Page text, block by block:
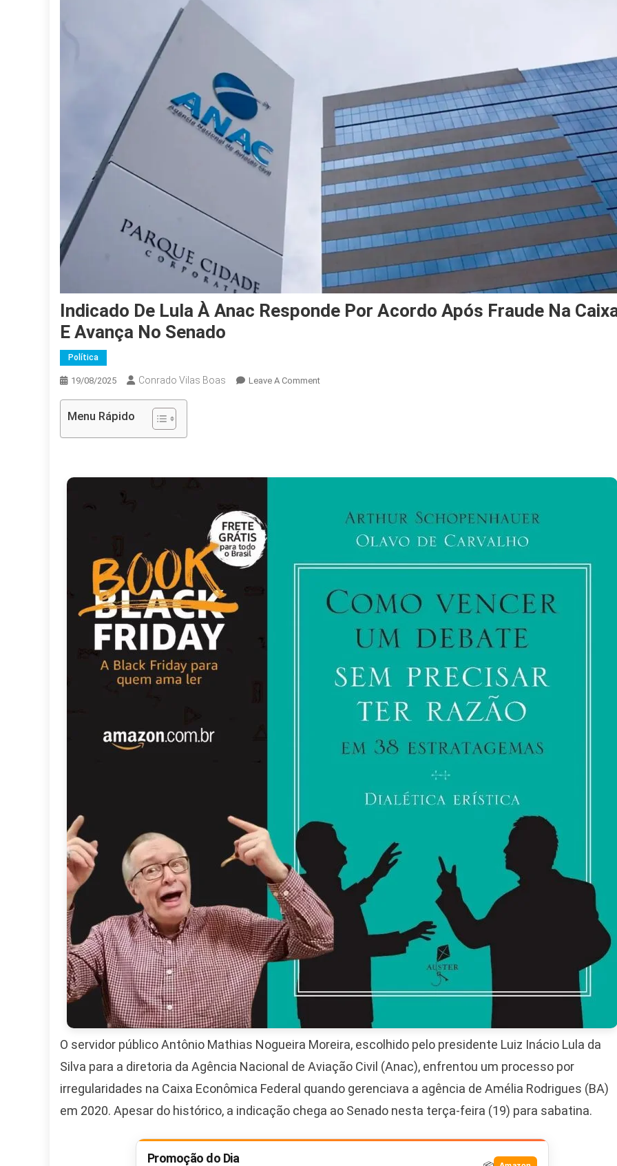
Indicado De Lula À Anac Responde Por Acordo Após Fraude Na
E Avança No Senado
Política
19/08/2025 Conrado Vilas Boas Leave A CommentOn
Responde
Caixa
Avança
Menu Rápido
O servidor público Antônio Mathias Nogueira Moreira, escolhido pelo presidente Luiz Inácio Lula da
Silva para a diretoria da Agência Nacional de Aviação Civil (Anac), enfrentou um processo por
irregularidades na Caixa Econômica Federal quando gerenciava a agência de Amélia Rodrigues (BA)
em 2020. Apesar do histórico, a indicação chega ao Senado nesta terça-feira (19) para sabatina.
Promoção do Dia